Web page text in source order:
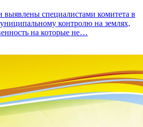
специалистами комитета в
контролю на землях,
на которые не…